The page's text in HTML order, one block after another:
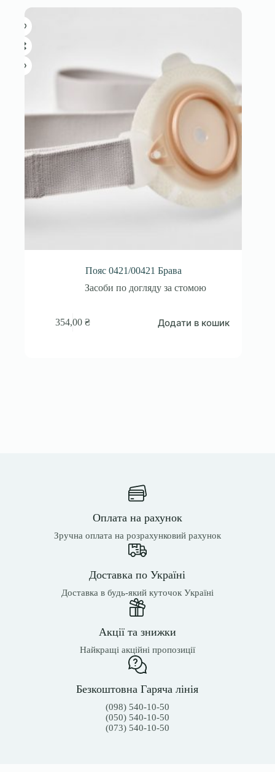
Пояс 0421/00421 Брава
Засоби по догляду за стомою
354,00₴ Додати в кошик
Оплата на рахунок
Зручна оплата на розрахунковий рахунок
Доставка по Україні
Доставка в будь-який куточок Україні
Акції та знижки
Найкращі акційні пропозиції
Безкоштовна Гаряча лінія
(098) 540-10-50
(050) 540-10-50
(073) 540-10-50